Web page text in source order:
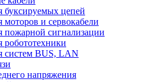
буксируемых цепей
моторов и сервокабели
пожарной сигнализации
робототехники
систем BUS, LAN
напряжения